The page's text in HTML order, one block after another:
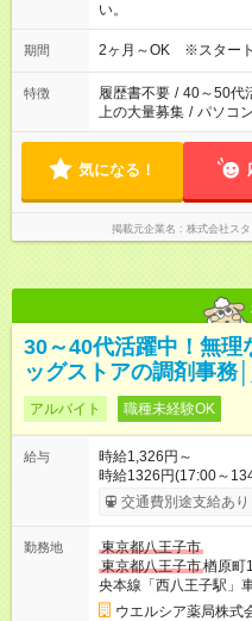
い。
期間 2ヶ月～OK ※スタート
特徴 履歴書不要 / 40～50代
上の大量募集 / パソコ
気になる！
掲載元企業名 株式会社ス
30～40代活躍中！無理
ッグストアの調剤事務
アルバイト 職種未経験OK
給与
時給1,326円～
時給1326円(17:00～
よる更新判定あり 社
り （大学生は＋20円） 試用期間あり：入社日から3ヶ月間／本
間の長さ：3ヶ月 雇用
交通費別途支給あり
勤務地
東京都八王子市
東京都八王子市楢原町
央本線「西八王子駅」
ウエルシア薬局株式